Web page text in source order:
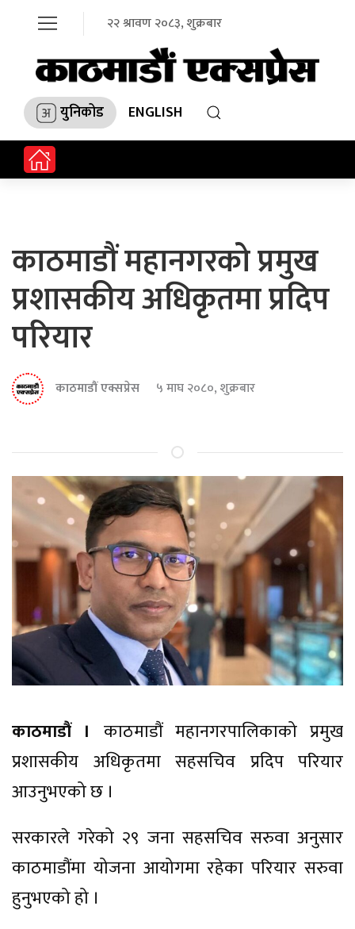
२२ श्रावण २०८३, शुक्रबार
युनिकोड ENGLISH
काठमाडौं महानगरको प्रमुख
प्रशासकीय अधिकृतमा प्रदिप
परियार
काठमाडौं एक्सप्रेस ५ माघ २०८०, शुक्रबार
काठमाडौं । काठमाडौं महानगरपालिकाको प्रमुख
प्रशासकीय अधिकृतमा सहसचिव प्रदिप परियार
आउनुभएको छ ।
सरकारले गरेको २९ जना सहसचिव सरुवा अनुसार
काठमाडौंमा योजना आयोगमा रहेका परियार सरुवा
हुनुभएको हो ।